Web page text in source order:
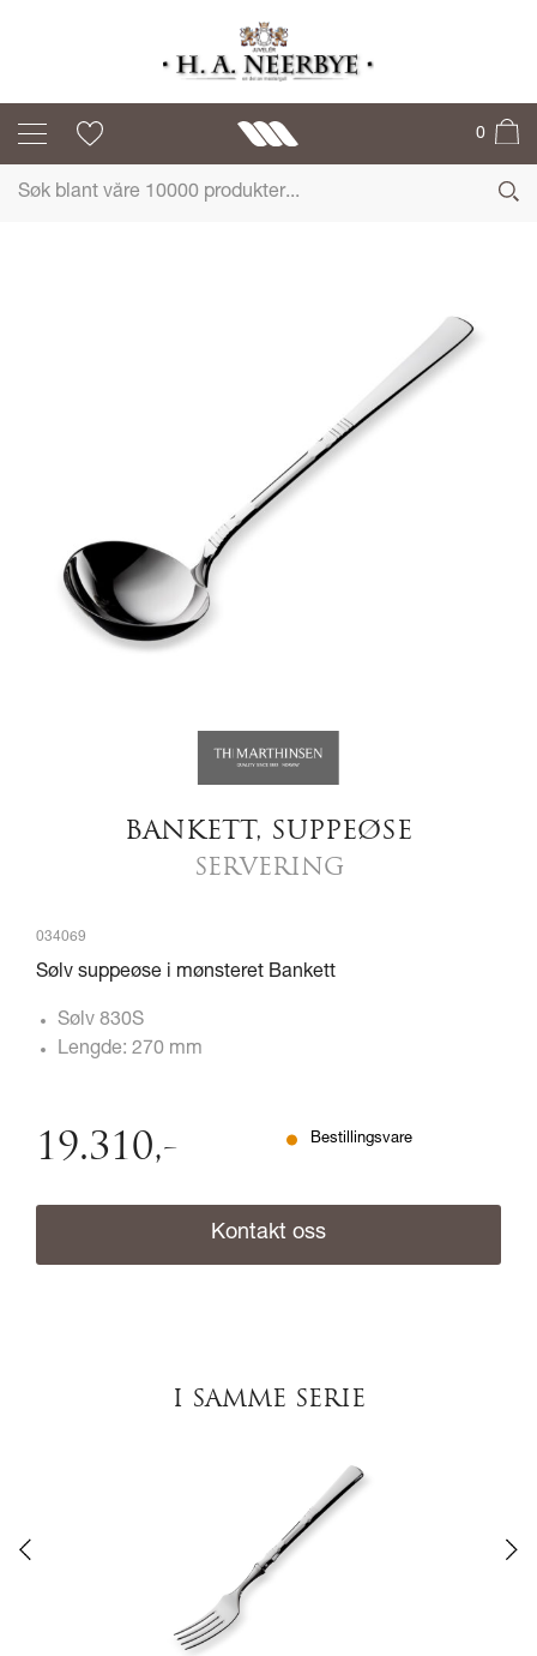
0
BANKETT, SUPPEØSE
SERVERING
034069
Sølv suppeøse i mønsteret Bankett
Sølv 830S
Lengde: 270 mm
19.310,- Bestillingsvare
Kontakt oss
I SAMME SERIE
BANKETT